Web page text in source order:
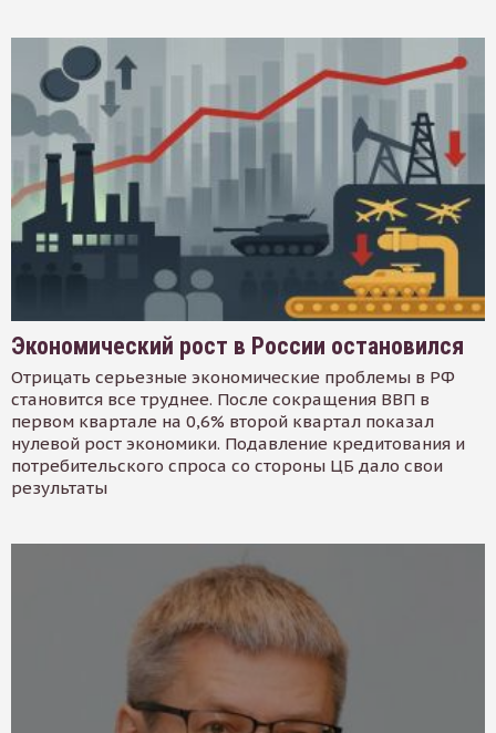
Экономический рост в России остановился
Отрицать серьезные экономические проблемы в РФ
становится все труднее. После сокращения ВВП в
первом квартале на 0,6% второй квартал показал
нулевой рост экономики. Подавление кредитования и
потребительского спроса со стороны ЦБ дало свои
результаты